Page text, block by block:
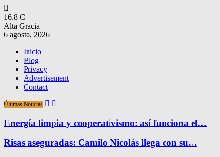
16.8 C
Alta Gracia
6 agosto, 2026
Inicio
Blog
Privacy
Advertisement
Contact
Últimas Noticias
Energía limpia y cooperativismo: así funciona el…
Risas aseguradas: Camilo Nicolás llega con su…